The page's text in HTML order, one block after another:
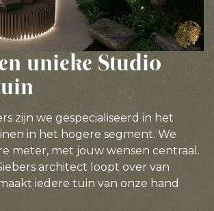
unieke Studio
zijn we gespecialiseerd in het
in het hogere segment. We
meter, met jouw wensen centraal.
architect loopt over van
iedere tuin van onze hand